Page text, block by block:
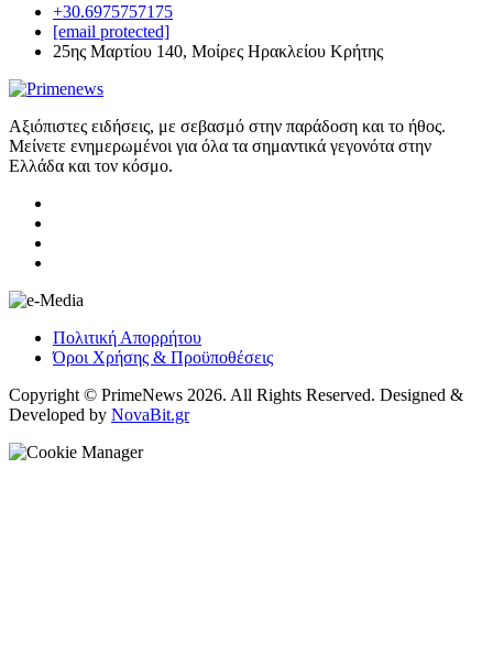
+30.6975757175
[email protected]
25ης Μαρτίου 140, Μοίρες Ηρακλείου Κρήτης
Αξιόπιστες ειδήσεις, με σεβασμό στην παράδοση και το ήθος.
Μείνετε ενημερωμένοι για όλα τα σημαντικά γεγονότα στην
Ελλάδα και τον κόσμο.
Πολιτική Απορρήτου
Όροι Χρήσης & Προϋποθέσεις
Copyright © PrimeNews 2026. All Rights Reserved. Designed &
Developed by NovaBit.gr